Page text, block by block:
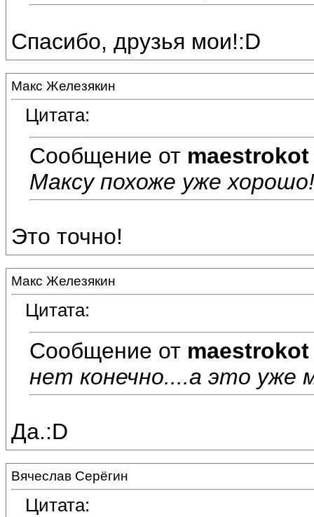
Спасибо, друзья мои!:D
Макс Железякин
Цитата:
Сообщение от maestrokot
Максу похоже уже
Это точно!
Макс Железякин
Цитата:
Сообщение от maestrokot
нет конечно....а это уже
Да.:D
Вячеслав Серёгин
Цитата: